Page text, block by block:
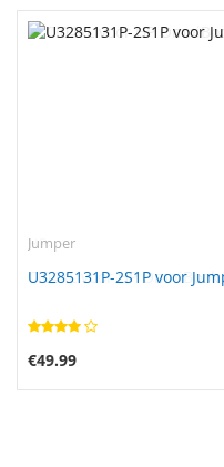
Jumper
U3285131P-2S1P voor
€49.99